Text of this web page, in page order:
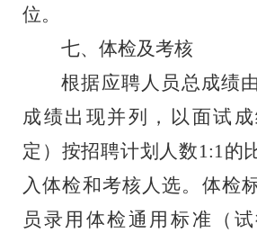
位。
七、体检及考核
根据应聘人员总成绩
成绩出现并列，以面试
定）按招聘计划人数1:1的
入体检和考核人选。 体检
员录用体检通用标准（试